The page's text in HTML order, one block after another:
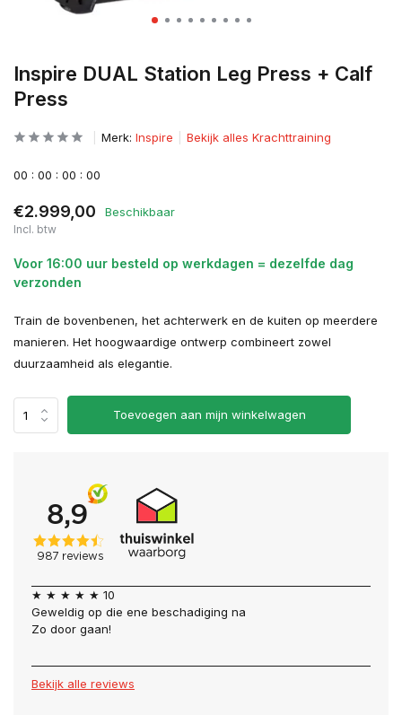
Inspire DUAL Station Leg Press + Calf
Press
Merk: Inspire Bekijk alles Krachttraining
00 : 00 : 00 : 00
€2.999,00 Beschikbaar
Incl. btw
Voor 16:00 uur besteld op werkdagen = dezelfde dag
verzonden
Train de bovenbenen, het achterwerk en de kuiten op meerdere
manieren. Het hoogwaardige ontwerp combineert zowel
duurzaamheid als elegantie.
Toevoegen aan mijn winkelwagen
★ ★ ★ ★ ★ 10
Geweldig op die ene beschadiging na
Zo door gaan!
Bekijk alle reviews